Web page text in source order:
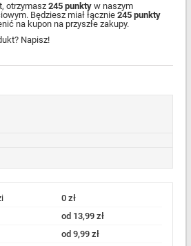
Napisz!
otrzymasz245 punkty w naszym
Będziesz miał łącznie 245 punkty
na kupon na przyszłe zakupy.
0 zł
od 13,99 zł
od 9,99 zł